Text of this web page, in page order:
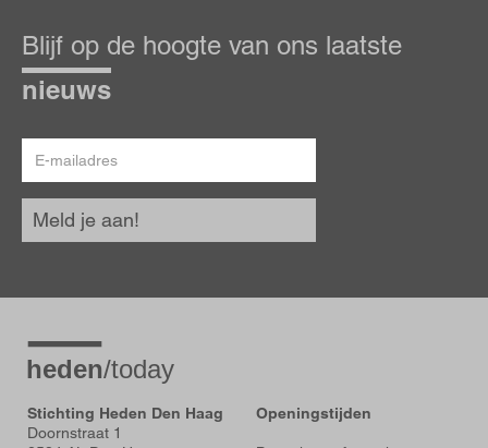
op
de
hoogte
Blijf op de hoogte van ons laatste
nieuws
mailadres
Meld je aan!
Stichting Heden Den Haag
Doornstraat 1
Openingstijden